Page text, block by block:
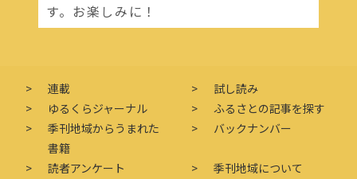
す。お楽しみに！
連載
試し読み
ゆるくらジャーナル
ふるさとの記事を探す
季刊地域からうまれた
書籍
バックナンバー
読者アンケート 季刊地域について